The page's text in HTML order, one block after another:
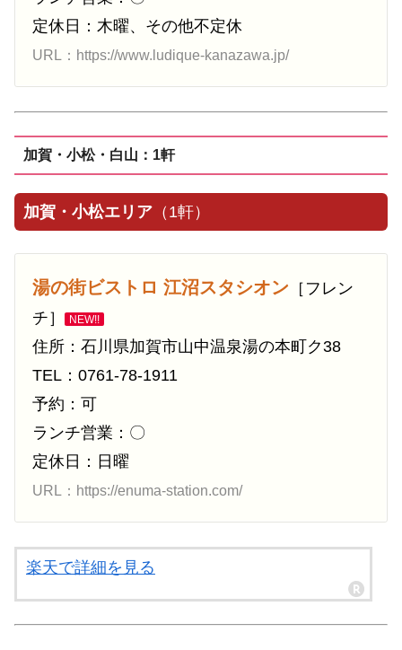
定休日：木曜、その他不定休
URL：https://www.ludique-kanazawa.jp/
加賀・小松・白山：1軒
加賀・小松エリア （1軒）
湯の街ビストロ 江沼スタシオン ［フレン
チ］
NEW!!
住所：石川県加賀市山中温泉湯の本町ク38
TEL：0761-78-1911
予約：可
ランチ営業：〇
定休日：日曜
URL：https://enuma-station.com/
楽天で詳細を見る